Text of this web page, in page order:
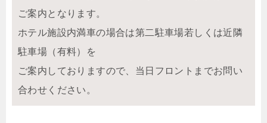
ご案内となります。
ホテル施設内満車の場合は第二駐車場若しくは近隣
駐車場（有料）を
ご案内しておりますので、当日フロントまでお問い
合わせください。